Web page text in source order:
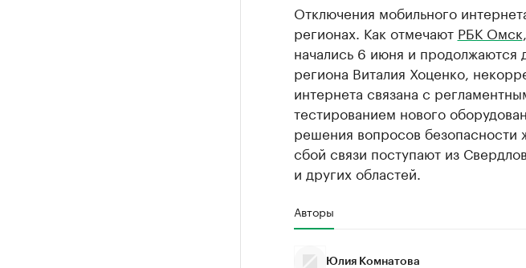
Отключения мобильного
регионах. Как отмечают РБК Омск
начались 6 июня и продолжаются
региона Виталия Хоценко,
интернета связана с
тестированием нового
решения вопросов
сбой связи поступают из
и других областей.
Авторы
Юлия Комнатова